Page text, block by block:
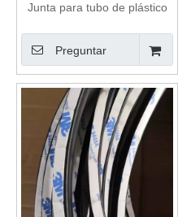
Junta para tubo de plástico
Preguntar